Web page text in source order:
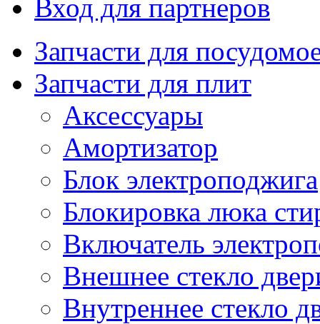
Вход для партнеров
Запчасти для
Запчасти для плит
Аксессуары
Амортизатор
Блок электроподжига
Блокировка люка
Включатель
Внешнее стекло
Внутреннее стекло